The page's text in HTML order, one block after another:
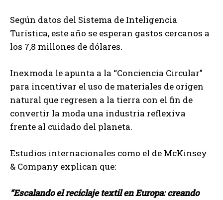
Según datos del Sistema de Inteligencia
Turística, este año se esperan gastos cercanos a
los 7,8 millones de dólares.
Inexmoda le apunta a la “Conciencia Circular”
para incentivar el uso de materiales de origen
natural que regresen a la tierra con el fin de
convertir la moda una industria reflexiva
frente al cuidado del planeta.
Estudios internacionales como el de McKinsey
& Company explican que:
“Escalando el reciclaje textil en Europa: creando